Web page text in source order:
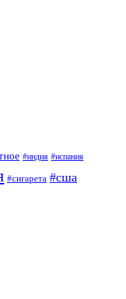
#индия #испания
#сигарета #сша